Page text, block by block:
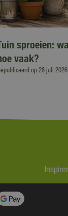
sproeien:
vaak?
op 28 juli 2026